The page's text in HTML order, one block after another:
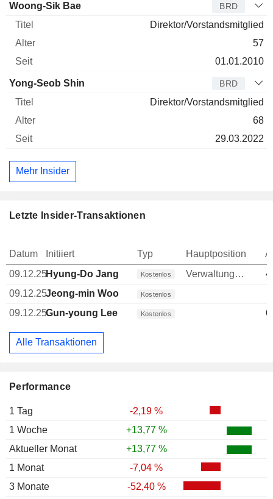
Performance
1 Tag
-2,19 %
1 Woche
+13,77 %
Aktueller Monat
+13,77 %
1 Monat
-7,04 %
3 Monate
-52,40 %
Woong-Sik Bae BRD
Direktor/Vorstandsmitglied
57
01.01.2010
Yong-Seob Shin BRD
Direktor/Vorstandsmitglied
68
29.03.2022
Mehr Insider
Letzte Insider-Transaktionen
Datum Initiiert Typ Hauptposition
09.12.25Hyung-Do Jang Kostenlos Verwaltungsratsmitglied
09.12.25Jeong-min Woo Kostenlos
09.12.25Gun-young Lee Kostenlos
Alle Transaktionen